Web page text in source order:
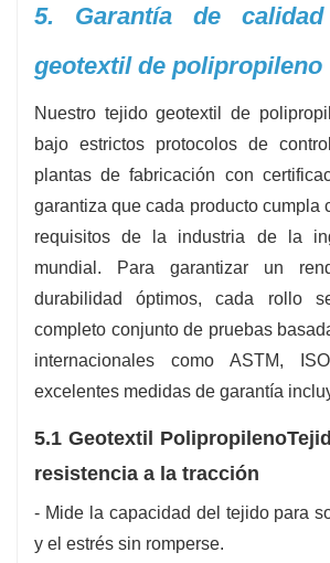
5. Garantía de
geotextil de polipropileno
Nuestro tejido geotextil de
bajo estrictos protocolos de
plantas de fabricación con
garantiza que cada producto cumpla
requisitos de la industria de la
mundial. Para garantizar un
durabilidad óptimos, cada rollo
completo conjunto de pruebas
internacionales como ASTM,
excelentes medidas de garantía
5.1 Geotextil Polipropileno
resistencia a la tracción
- Mide la capacidad del tejido para
y el estrés sin romperse.